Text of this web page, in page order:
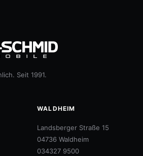
Seit 1991.
WALDHEIM
Landsberger Straße 15
04736 Waldheim
034327 9500